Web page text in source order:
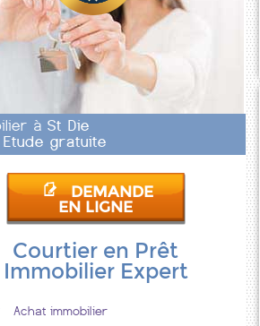
à St Die
Etude gratuite
DEMANDE
EN LIGNE
Courtier en Prêt
Immobilier Expert
Achat immobilier